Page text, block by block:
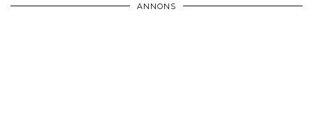
ANNONS